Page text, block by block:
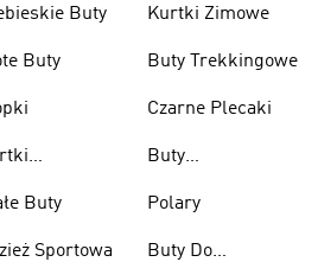
Buty
Buty
Buty
Sportowa
Kurtki Zimowe
Buty Trekkingowe
Czarne Plecaki
Buty
Polary
Buty Do